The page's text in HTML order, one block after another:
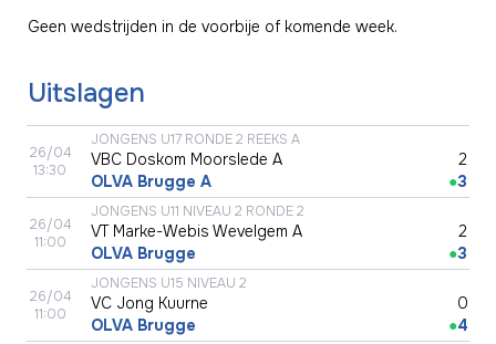
Geen wedstrijden in de voorbije of komende week.
Uitslagen
26/04
13:30
JONGENS U17 RONDE 2 REEKS A
VBC Doskom Moorslede A
OLVA Brugge A
●
2
3
26/04
11:00
JONGENS U11 NIVEAU 2 RONDE 2
VT Marke-Webis Wevelgem A
OLVA Brugge
●
2
3
26/04
11:00
JONGENS U15 NIVEAU 2
VC Jong Kuurne
OLVA Brugge
●
0
4